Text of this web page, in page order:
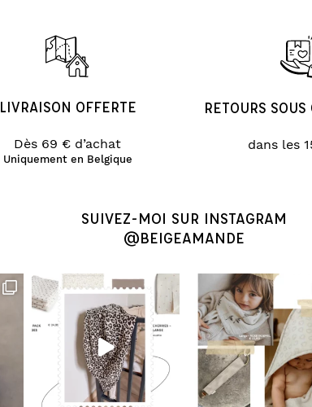
LIVRAISON OFFERTE
Dès 69 € d’achat
Uniquement en Belgique
RETOURS
dans les
SUIVEZ-MOI SUR INSTAGRAM
@BEIGEAMANDE